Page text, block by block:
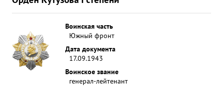
Воинская часть
Южный фронт
Дата документа
17.09.1943
Воинское звание
генерал-лейтенант